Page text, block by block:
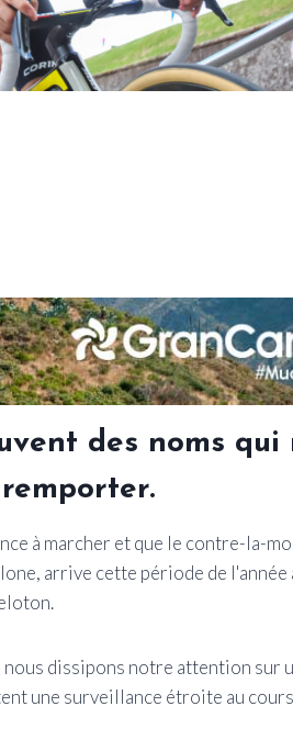
des noms qui
à marcher et que le contre-la-
arrive cette période de l'année
dissipons notre attention sur
une surveillance étroite au